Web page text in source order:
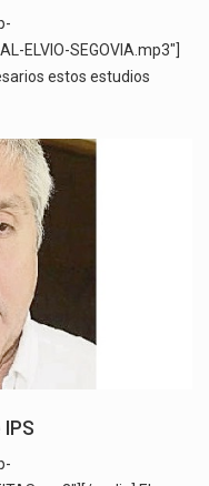
ELVIO-SEGOVIA.mp3"]
estos estudios